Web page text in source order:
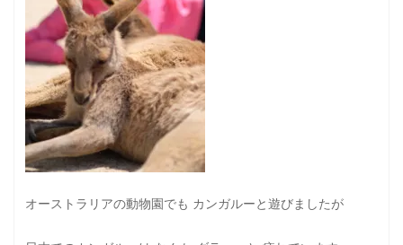
オーストラリアの動物園でも カンガルーと遊びましたが